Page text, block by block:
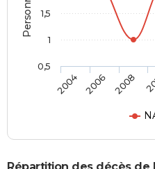
2004 2006 2008
0,5
1
1,5